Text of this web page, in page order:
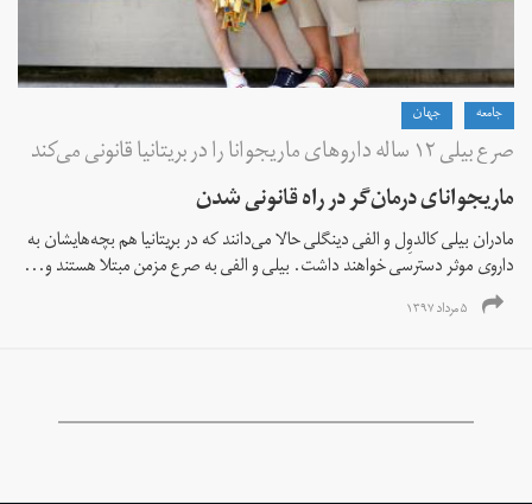
جامعه جهان
صرع بیلی ۱۲ ساله داروهای ماریجوانا را در بریتانیا قانونی می‌کند
ماریجوانای درمان‌گر در راه قانونی شدن
مادران بیلی کالدوِل و الفی دینگلی حالا می‌دانند که در بریتانیا هم بچه‌هایشان به
داروی موثر دسترسی خواهند داشت. بیلی و الفی به صرع مزمن مبتلا هستند و...
۵ مرداد ۱۳۹۷